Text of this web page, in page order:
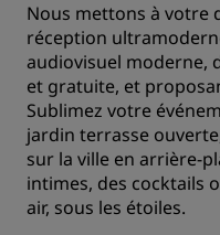
Nous mettons à votre
réception
audiovisuel moderne,
et gratuite, et
Sublimez votre
jardin terrasse
sur la ville en arrière-
intimes, des cocktails
air, sous les étoiles.